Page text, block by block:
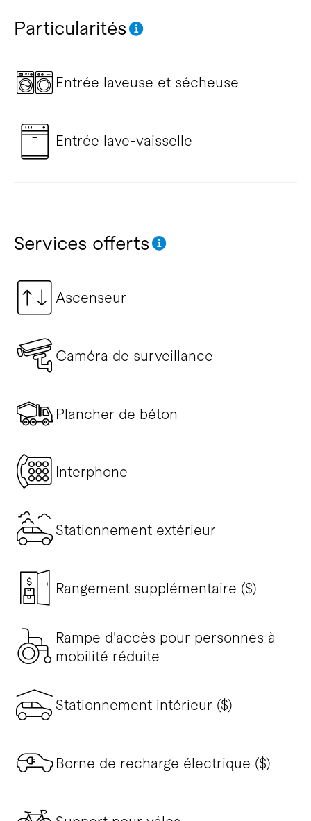
Particularités
Entrée laveuse et sécheuse
Entrée lave-vaisselle
Services offerts
Ascenseur
Caméra de surveillance
Plancher de béton
Interphone
Stationnement extérieur
Rangement supplémentaire ($)
Rampe d'accès pour personnes à
mobilité réduite
Stationnement intérieur ($)
Borne de recharge électrique ($)